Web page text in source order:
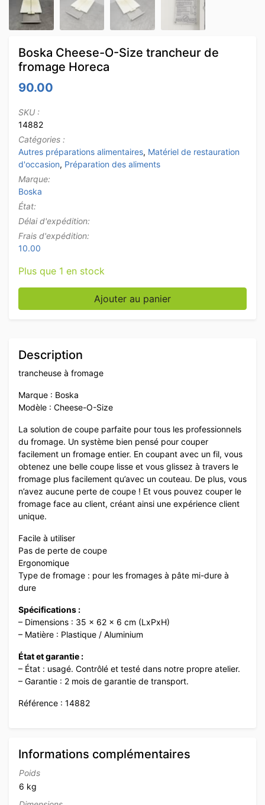
Boska Cheese-O-Size trancheur de
fromage Horeca
90.00
SKU :
14882
Catégories :
Autres préparations alimentaires, Matériel de restauration
d'occasion, Préparation des aliments
Marque:
Boska
État:
Délai d'expédition:
Frais d'expédition:
10.00
Plus que 1 en stock
quantité de Boska Cheese-O-Size trancheur de
Ajouter au panier
Description
trancheuse à fromage
Marque : Boska
Modèle : Cheese-O-Size
La solution de coupe parfaite pour tous les professionnels
du fromage. Un système bien pensé pour couper
facilement un fromage entier. En coupant avec un fil, vous
obtenez une belle coupe lisse et vous glissez à travers le
fromage plus facilement qu’avec un couteau. De plus, vous
n’avez aucune perte de coupe ! Et vous pouvez couper le
fromage face au client, créant ainsi une expérience client
unique.
Facile à utiliser
Pas de perte de coupe
Ergonomique
Type de fromage : pour les fromages à pâte mi-dure à
dure
Spécifications :
– Dimensions : 35 x 62 x 6 cm (LxPxH)
– Matière : Plastique / Aluminium
État et garantie :
– État : usagé. Contrôlé et testé dans notre propre atelier.
– Garantie : 2 mois de garantie de transport.
Référence : 14882
Informations complémentaires
Poids
6 kg